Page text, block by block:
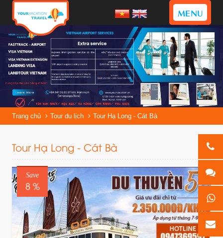
MENU
Trang chủ Tour du lịch Tour Hạ Long - Cát Bà
Tour Hạ Long - Cát Bà
Save
8 %